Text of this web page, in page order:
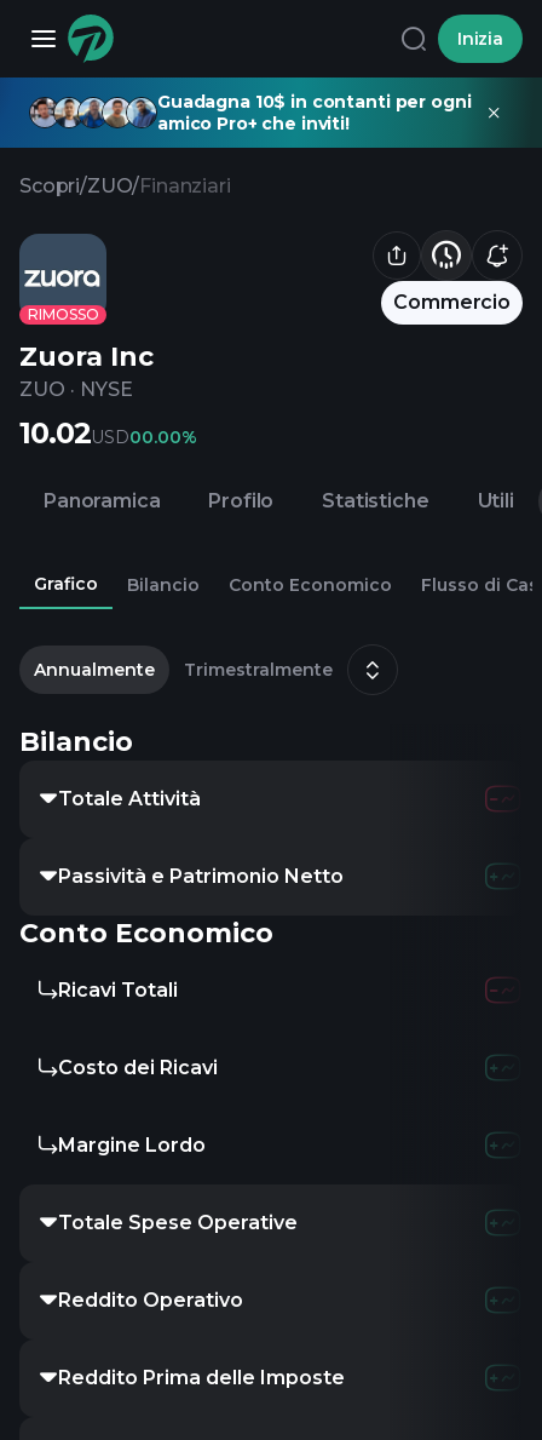
Inizia
Guadagna 10$ in contanti per ogni
amico Pro+ che inviti!
Scopri/ZUO/Finanziari
RIMOSSO
Commercio
Zuora Inc
ZUO · NYSE
10.02USD00.00%
Panoramica Profilo Statistiche Utili
Grafico Bilancio Conto Economico Flusso di
Annualmente Trimestralmente
Bilancio
Totale Attività
Passività e Patrimonio Netto
Conto Economico
Ricavi Totali
Costo dei Ricavi
Margine Lordo
Totale Spese Operative
Reddito Operativo
Reddito Prima delle Imposte